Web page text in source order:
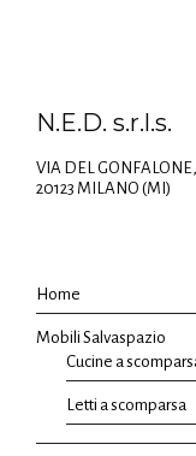
N.E.D. s.r.l.s.
VIA DEL
20123 MILANO (MI)
Home
Mobili Salvaspazio
Cucine a
Letti a scomparsa